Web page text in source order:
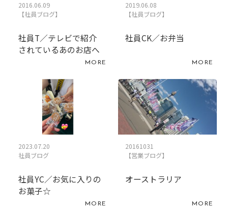
2016.06.09
【社員ブログ】
社員T／テレビで紹介
されているあのお店へ
MORE
2019.06.08
【社員ブログ】
社員CK／お弁当
MORE
2023.07.20
社員ブログ
社員YC／お気に入りの
お菓子☆
MORE
20161031
【営業ブログ】
オーストラリア
MORE